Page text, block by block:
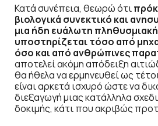
Κατά συνέπεια, θεωρώ ότι
βιολογικά συνεκτικό και
μια ήδη ευάλωτη
υποστηρίζεται τόσο από
όσο και από ανθρώπινες
αποτελεί ακόμη απόδειξη
θα ήθελα να ερμηνευθεί ως
είναι αρκετά ισχυρό ώστε να
διεξαγωγή μιας κατάλληλα
δοκιμής, κάτι που ακριβώς